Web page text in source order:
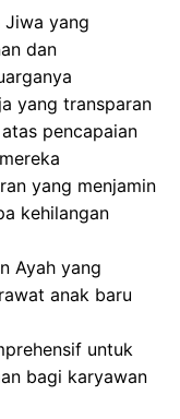
Jiwa yang
dan
yang transparan
pencapaian
yang menjamin
kehilangan
Ayah yang
anak baru
untuk
bagi karyawan